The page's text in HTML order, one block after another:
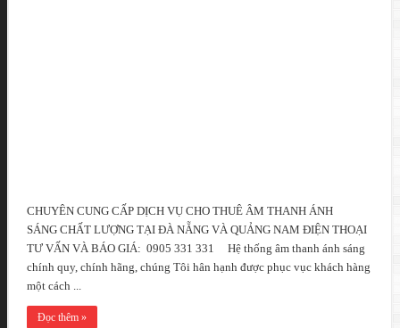
CHUYÊN CUNG CẤP DỊCH VỤ CHO THUÊ ÂM THANH ÁNH
SÁNG CHẤT LƯỢNG TẠI ĐÀ NẴNG VÀ QUẢNG NAM ĐIỆN THOẠI
TƯ VẤN VÀ BÁO GIÁ: 0905 331 331 Hệ thống âm thanh ánh sáng
chính quy, chính hãng, chúng Tôi hân hạnh được phục vục khách hàng
một cách ...
Đọc thêm »